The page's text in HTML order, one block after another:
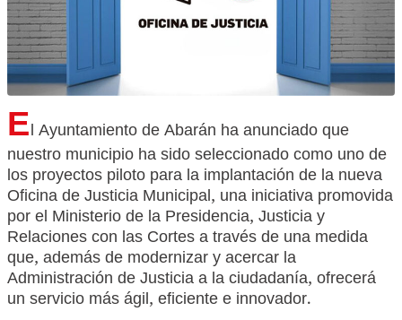
El Ayuntamiento de Abarán ha anunciado que
nuestro municipio ha sido seleccionado como uno de
los proyectos piloto para la implantación de la nueva
Oficina de Justicia Municipal, una iniciativa promovida
por el Ministerio de la Presidencia, Justicia y
Relaciones con las Cortesa través de una medida
que, además de modernizar y acercar la
Administración de Justicia a la ciudadanía, ofrecerá
un servicio más ágil, eficiente e innovador.